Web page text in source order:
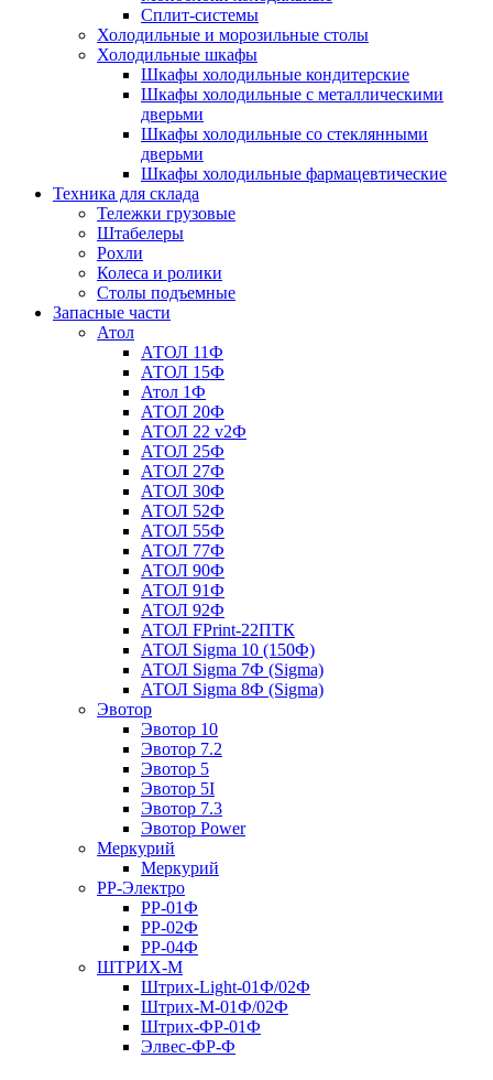
Сплит-системы
Холодильные и морозильные столы
Холодильные шкафы
Шкафы холодильные кондитерские
Шкафы холодильные с металлическими
дверьми
Шкафы холодильные со стеклянными
дверьми
Шкафы холодильные фармацевтические
Техника для склада
Тележки грузовые
Штабелеры
Рохли
Колеса и ролики
Столы подъемные
Запасные части
Атол
АТОЛ 11Ф
АТОЛ 15Ф
Атол 1Ф
АТОЛ 20Ф
АТОЛ 22 v2Ф
АТОЛ 25Ф
АТОЛ 27Ф
АТОЛ 30Ф
АТОЛ 52Ф
АТОЛ 55Ф
АТОЛ 77Ф
АТОЛ 90Ф
АТОЛ 91Ф
АТОЛ 92Ф
АТОЛ FPrint-22ПТК
АТОЛ Sigma 10 (150Ф)
АТОЛ Sigma 7Ф (Sigma)
АТОЛ Sigma 8Ф (Sigma)
Эвотор
Эвотор 10
Эвотор 7.2
Эвотор 5
Эвотор 5I
Эвотор 7.3
Эвотор Power
Меркурий
Меркурий
РР-Электро
РР-01Ф
РР-02Ф
РР-04Ф
ШТРИХ-М
Штрих-Light-01Ф/02Ф
Штрих-М-01Ф/02Ф
Штрих-ФР-01Ф
Элвес-ФР-Ф